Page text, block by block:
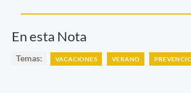
En esta Nota
Temas: VACACIONES VERANO